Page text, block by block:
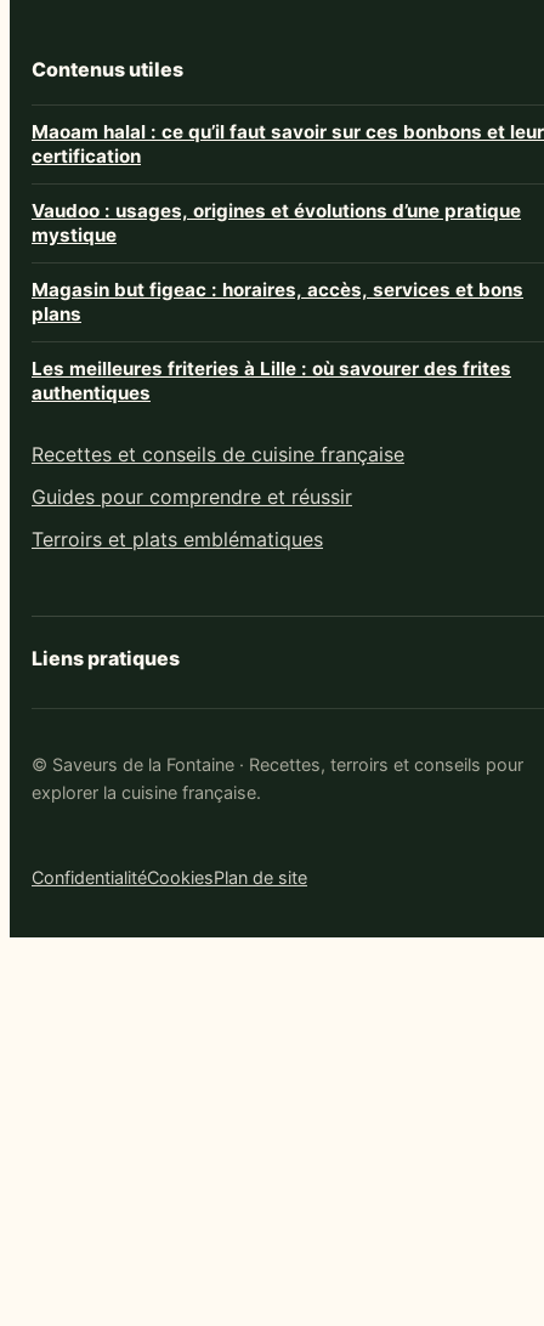
Contenus utiles
Maoam halal : ce qu’il faut savoir sur ces bonbons et leur
certification
Vaudoo : usages, origines et évolutions d’une pratique
mystique
Magasin but figeac : horaires, accès, services et bons
plans
Les meilleures friteries à Lille : où savourer des frites
authentiques
Recettes et conseils de cuisine française
Guides pour comprendre et réussir
Terroirs et plats emblématiques
Liens pratiques
© Saveurs de la Fontaine · Recettes, terroirs et conseils pour
explorer la cuisine française.
ConfidentialitéCookiesPlan de site